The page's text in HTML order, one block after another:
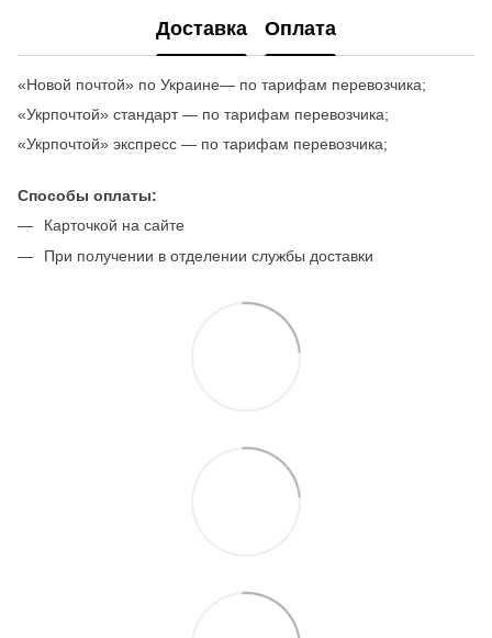
Доставка Оплата
«Новой почтой» по Украине— по тарифам перевозчика;
«Укрпочтой» стандарт — по тарифам перевозчика;
«Укрпочтой» экспресс — по тарифам перевозчика;
Способы оплаты:
Карточкой на сайте
При получении в отделении службы доставки